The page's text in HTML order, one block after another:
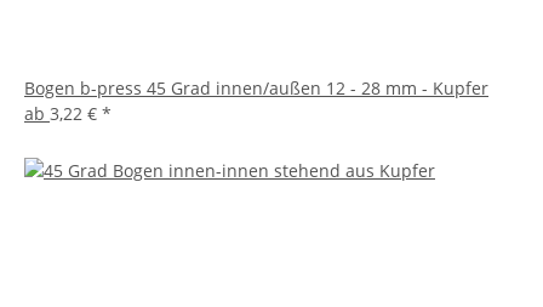
Bogen b-press 45 Grad innen/außen 12 - 28 mm - Kupfer
ab 3,22 € *